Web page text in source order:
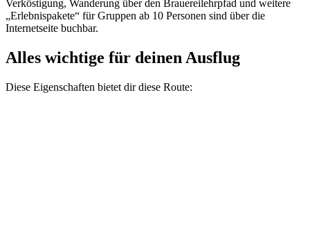
Verköstigung, Wanderung über den Brauereilehrpfad und weitere
„Erlebnispakete“ für Gruppen ab 10 Personen sind über die
Internetseite buchbar.
Alles wichtige für deinen Ausflug
Diese Eigenschaften bietet dir diese Route: